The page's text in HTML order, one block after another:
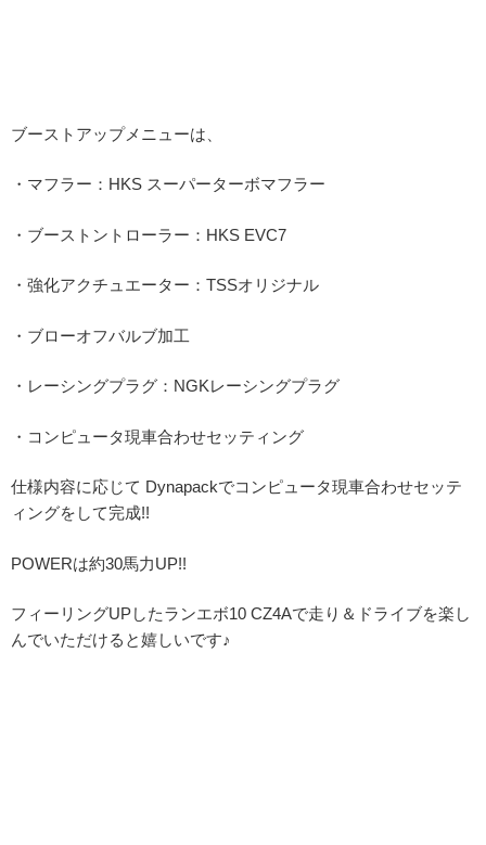
ブーストアップメニューは、
・マフラー：HKS スーパーターボマフラー
・ブーストントローラー：HKS EVC7
・強化アクチュエーター：TSSオリジナル
・ブローオフバルブ加工
・レーシングプラグ：NGKレーシングプラグ
・コンピュータ現車合わせセッティング
仕様内容に応じて Dynapackでコンピュータ現車合わせセッテ
ィングをして完成!!
POWERは約30馬力UP!!
フィーリングUPしたランエボ10 CZ4Aで走り＆ドライブを楽し
んでいただけると嬉しいです♪